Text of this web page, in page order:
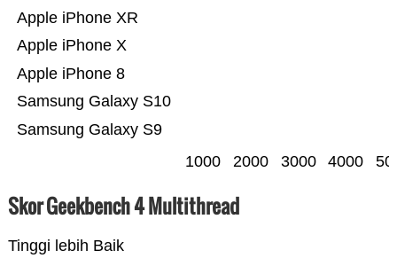
Samsung Galaxy S9
Samsung Galaxy S10
Apple iPhone 8
Apple iPhone X
Apple iPhone XR
1000 2000 3000 4000
Skor Geekbench 4 Multithread
Tinggi lebih Baik